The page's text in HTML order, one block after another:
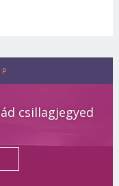
csillagjegyed